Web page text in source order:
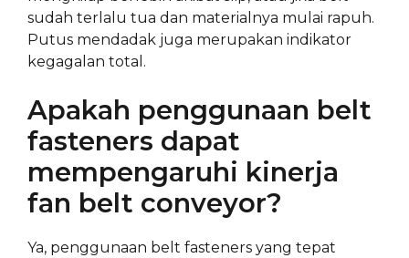
sudah terlalu tua dan materialnya mulai rapuh.
Putus mendadak juga merupakan indikator
kegagalan total.
Apakah penggunaan belt
fasteners dapat
mempengaruhi kinerja
fan belt conveyor?
Ya, penggunaan belt fasteners yang tepat